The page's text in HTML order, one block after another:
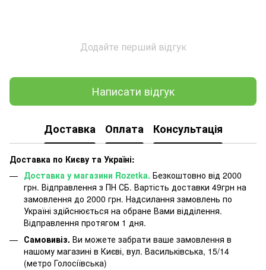
Додайте перший відгук
Написати відгук
Доставка Оплата Консультація
Доставка по Києву та Україні:
Доставка у магазини Rozetka. Безкоштовно від 2000
грн. Відправлення з ПН СБ. Вартість доставки 49грн на
замовлення до 2000 грн. Надсилання замовлень по
Україні здійснюється на обране Вами відділення.
Відправлення протягом 1 дня.
Самовивіз. Ви можете забрати ваше замовлення в
нашому магазині в Києві, вул. Васильківська, 15/14
(метро Голосіївська)